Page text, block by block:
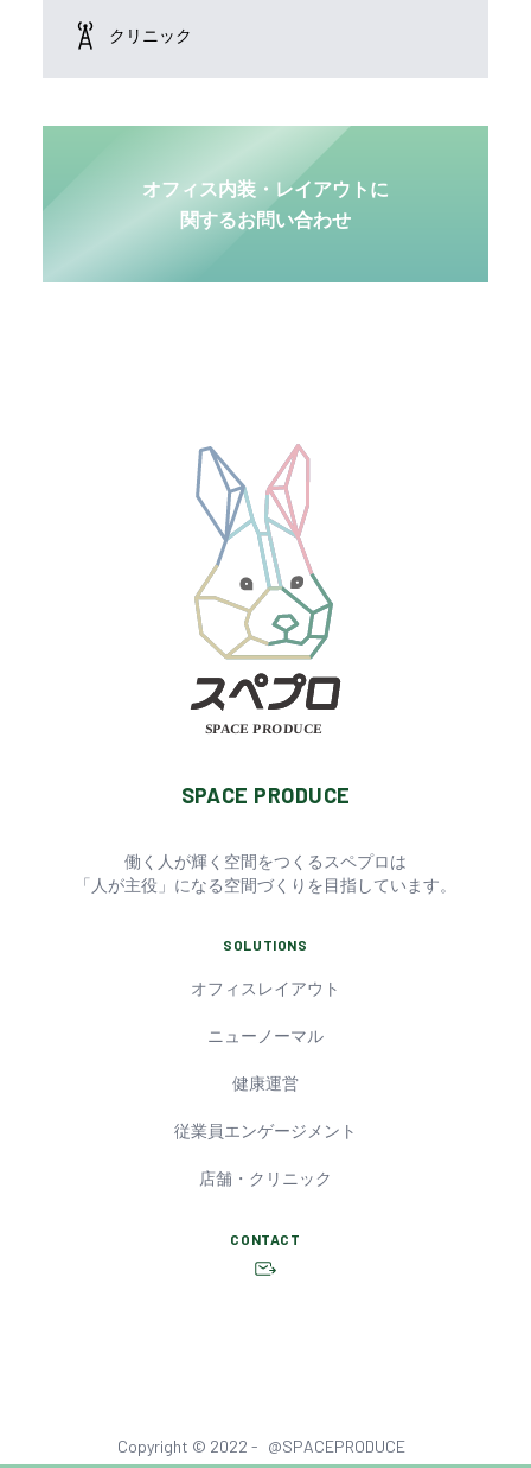
クリニック
オフィス内装・レイアウトに
関するお問い合わせ
SPACE PRODUCE
SPACE PRODUCE
働く人が輝く空間をつくるスペプロは
「人が主役」になる空間づくりを目指しています。
SOLUTIONS
オフィスレイアウト
ニューノーマル
健康運営
従業員エンゲージメント
店舗・クリニック
CONTACT
Copyright © 2022 - @SPACEPRODUCE